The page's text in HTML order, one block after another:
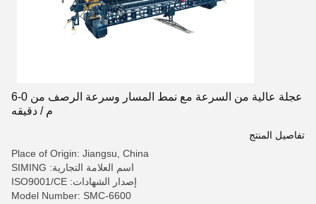
عجلة عالية من السرعة مع نمط المسار وسرعة الرصف من 0-6
م / دقيقه
تفاصيل المنتج
Place of Origin: Jiangsu, China
اسم العلامة التجارية: SIMING
إصدار الشهادات: ISO9001/CE
Model Number: SMC-6600